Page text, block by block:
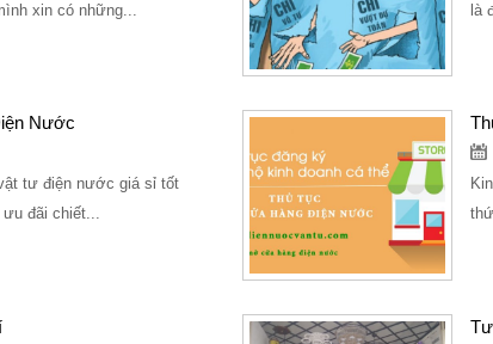
xin có những...
là
Nước
tư điện nước giá sỉ tốt
đãi chiết...